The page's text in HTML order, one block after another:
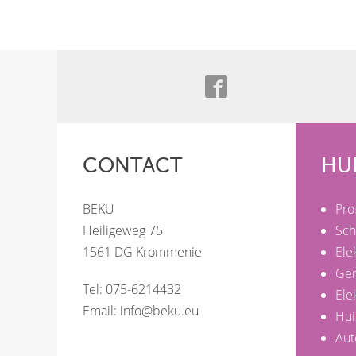
CONTACT
BEKU
Heiligeweg 75
1561 DG Krommenie
Tel: 075-6214432
Email: info@beku.eu